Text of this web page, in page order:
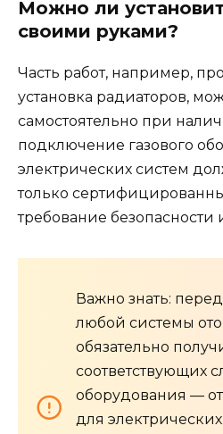
Можно ли
своими руками?
Часть работ, например,
установка радиаторов,
самостоятельно при
подключение газового
электрических систем
только
требование безопасности
Важно знать:
любой системы
обязательно
соответствующих
оборудования —
для